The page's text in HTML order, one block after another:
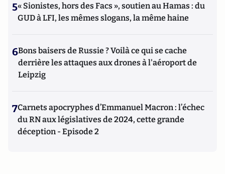
5« Sionistes, hors des Facs », soutien au Hamas : du
GUD à LFI, les mêmes slogans, la même haine
6Bons baisers de Russie ? Voilà ce qui se cache
derrière les attaques aux drones à l'aéroport de
Leipzig
7Carnets apocryphes d’Emmanuel Macron : l’échec
du RN aux législatives de 2024, cette grande
déception - Episode 2